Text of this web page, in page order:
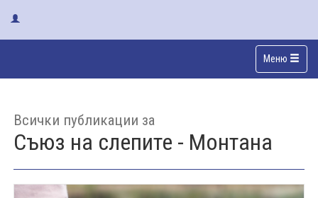
Меню
Всички публикации за
Съюз на слепите - Монтана